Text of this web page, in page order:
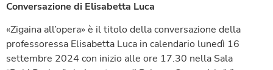
Conversazione di Elisabetta Luca
«Zigaina all’opera» è il titolo della conversazione della
professoressa Elisabetta Luca in calendario lunedì 16
settembre 2024 con inizio alle ore 17.30 nella Sala